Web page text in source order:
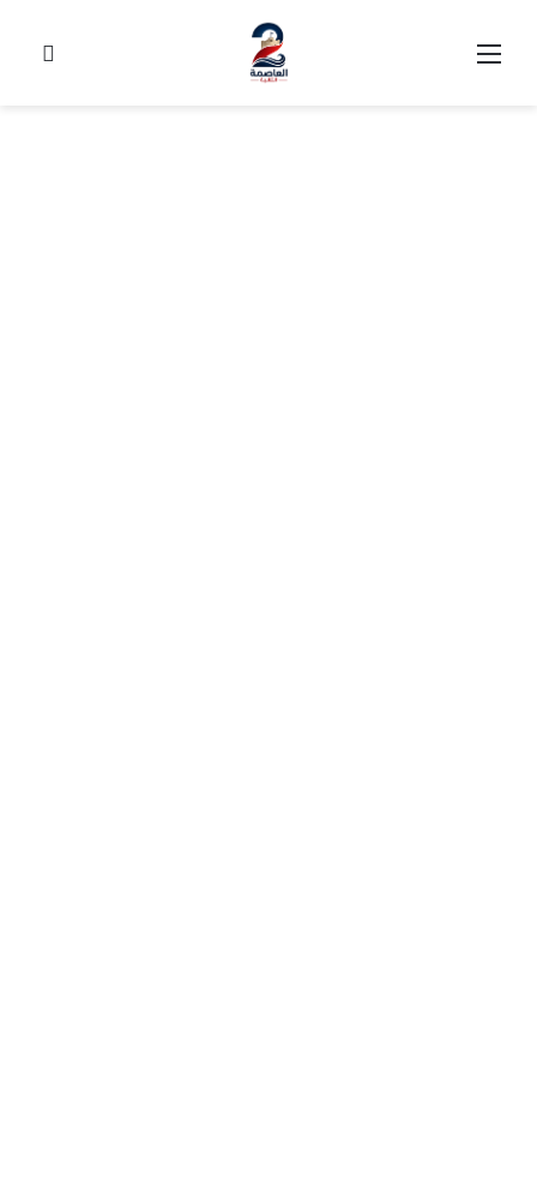
القائمة